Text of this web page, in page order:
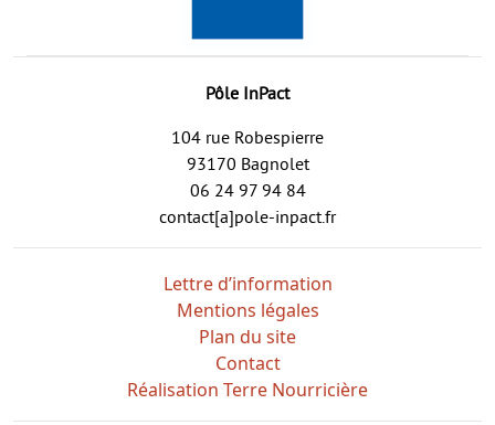
Pôle InPact
104 rue Robespierre
93170 Bagnolet
06 24 97 94 84
contact[a]pole-inpact.fr
Lettre d’information
Mentions légales
Plan du site
Contact
Réalisation Terre Nourricière